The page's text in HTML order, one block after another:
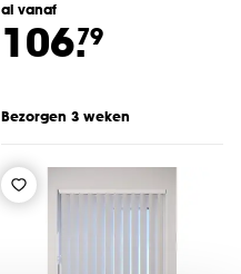
al vanaf
106.79
Bezorgen 3 weken